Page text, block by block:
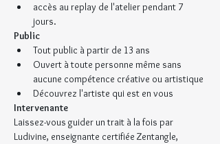
accès au replay de l'atelier pendant 7
jours.
Public
Tout public à partir de 13 ans
Ouvert à toute personne même sans
aucune compétence créative ou artistique
Découvrez l'artiste qui est en vous
Intervenante
Laissez-vous guider un trait à la fois par
Ludivine, enseignante certifiée Zentangle,